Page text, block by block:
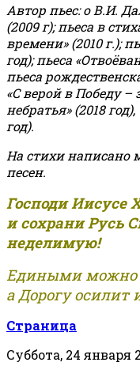
Автор пьес: о В.И.
(2009 г); пьеса в
времени» (2010 г.);
год); пьеса
пьеса
«С верой в Победу –
небратья» (2018
год).
На стихи написано
песен.
Господи Иисусе
и сохрани Русь
неделимую!
Едиными можно
а Дорогу осилит
Страница
Суббота, 24 января